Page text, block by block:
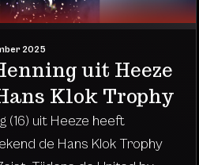
2025
uit Heeze
Klok Trophy
(16) uit Heeze heeft
de Hans Klok Trophy